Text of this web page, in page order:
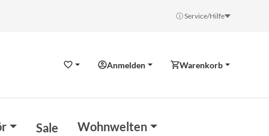
ⓘ Service/Hilfe
WunschzettelAnmelden Warenkorb
Sale Wohnwelten